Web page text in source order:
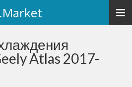
.Market
Atlas 2017-